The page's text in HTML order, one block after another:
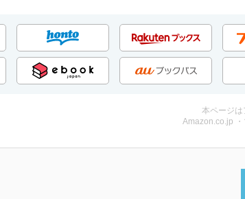
本ページ
Amazon.co.jp